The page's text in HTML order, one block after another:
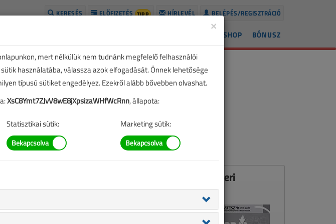
BELÉPÉS/REGISZTRÁCIÓ
HÍRLEVÉL
ELŐFIZETÉS TIPP
KERESÉS
BÓNUSZ
SHOP
Ez a cikk a VL 2011. októberi
számában jelent meg.
×
mert nélkülük nem tudnánk megfelelő felhasználói
használatába, válassza azok elfogadását. Önnek lehetősége
típusú sütiket engedélyez. Ezekről alább bővebben olvashat.
XsC8Ymt7ZJvV8wE8jXpsizaWHfWcRnn, állapota:
Statisztikai sütik: Marketing sütik: